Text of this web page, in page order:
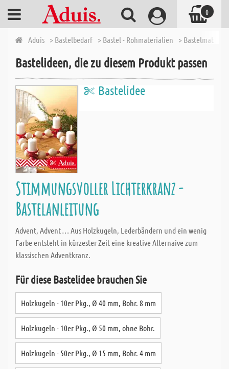
Aduis > Bastelbedarf > Bastel - Rohmaterialien >
Bastelideen, die zu diesem Produkt passen
Bastelidee
Stimmungsvoller Lichterkranz -
Bastelanleitung
Advent, Advent … Aus Holzkugeln, Lederbändern und ein wenig
Farbe entsteht in kürzester Zeit eine kreative Alternaive zum
klassischen Adventkranz.
Für diese Bastelidee brauchen Sie
Holzkugeln - 10er Pkg., Ø 40 mm, Bohr. 8 mm
Holzkugeln - 10er Pkg., Ø 50 mm, ohne Bohr.
Holzkugeln - 50er Pkg., Ø 15 mm, Bohr. 4 mm
0